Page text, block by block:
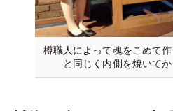
樽職人によって魂をこめて
と同じく内側を焼いてか